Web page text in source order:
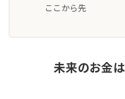
ここから先
未来のお金